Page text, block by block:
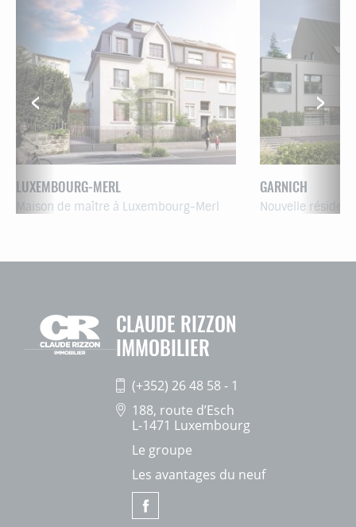
LUXEMBOURG-MERL
Maison de maître à Luxembourg-Merl
GARNICH
Nouvelle
CLAUDE RIZZON
IMMOBILIER
(+352) 26 48 58 - 1
188, route d’Esch
L-1471 Luxembourg
Le groupe
Les avantages du neuf